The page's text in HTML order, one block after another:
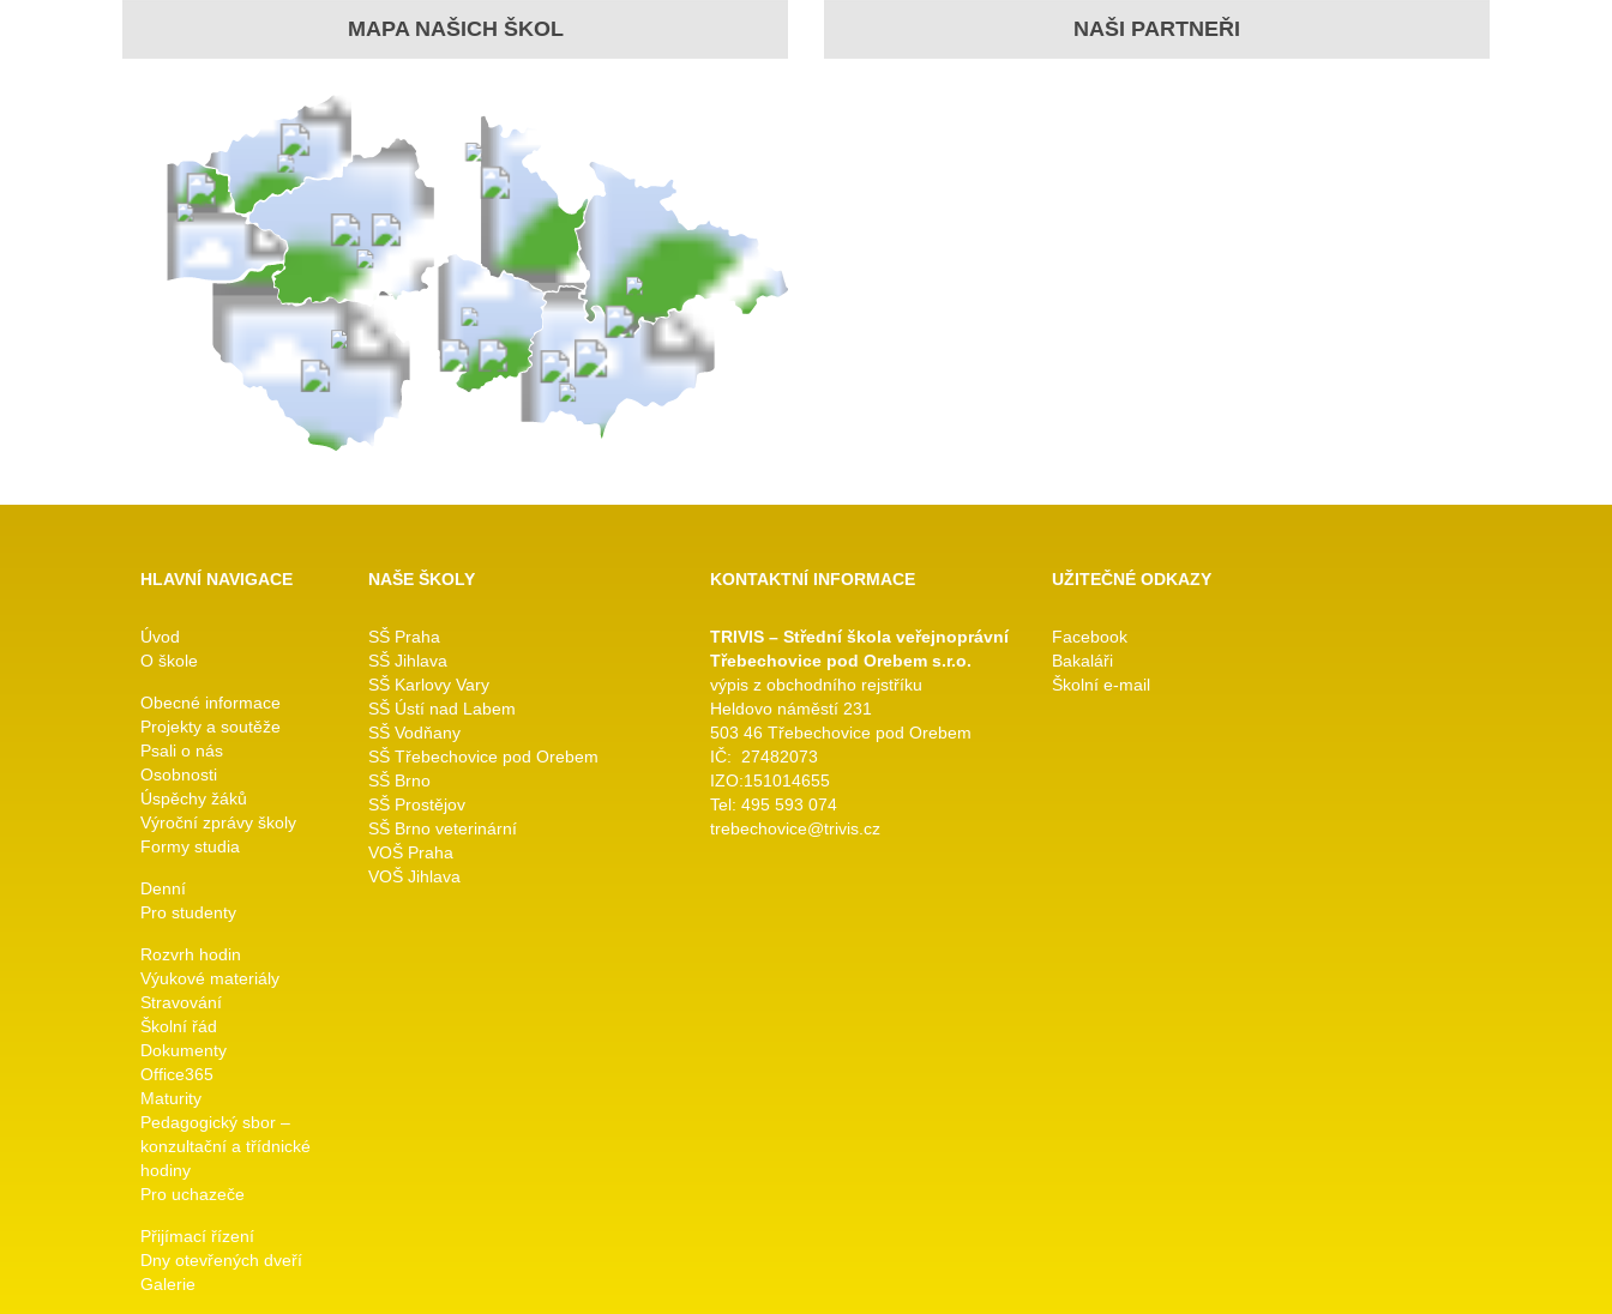
MAPA NAŠICH ŠKOL NAŠI PARTNEŘI
HLAVNÍ NAVIGACE
Úvod
O škole
Obecné informace
Projekty a soutěže
Psali o nás
Osobnosti
Úspěchy žáků
Výroční zprávy školy
Formy studia
Denní
Pro studenty
Rozvrh hodin
Výukové materiály
Stravování
Školní řád
Dokumenty
Office365
Maturity
Pedagogický sbor –
konzultační a třídnické
hodiny
Pro uchazeče
Přijímací řízení
Dny otevřených dveří
Galerie
NAŠE ŠKOLY
SŠ Praha
SŠ Jihlava
SŠ Karlovy Vary
SŠ Ústí nad Labem
SŠ Vodňany
SŠ Třebechovice pod Orebem
SŠ Brno
SŠ Prostějov
SŠ Brno veterinární
VOŠ Praha
VOŠ Jihlava
KONTAKTNÍ INFORMACE
TRIVIS – Střední škola veřejnoprávní
Třebechovice pod Orebem s.r.o.
výpis z obchodního rejstříku
Heldovo náměstí 231
503 46 Třebechovice pod Orebem
IČ: 27482073
IZO:151014655
Tel: 495 593 074
trebechovice@trivis.cz
UŽITEČNÉ ODKAZY
Facebook
Bakaláři
Školní e-mail